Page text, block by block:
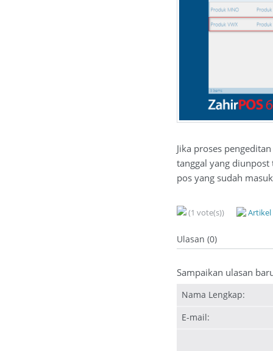
Jika proses
tanggal yang
pos yang sudah
(1 vote(s))
Ulasan (0)
Sampaikan ulasan
Nama Lengkap:
E-mail: